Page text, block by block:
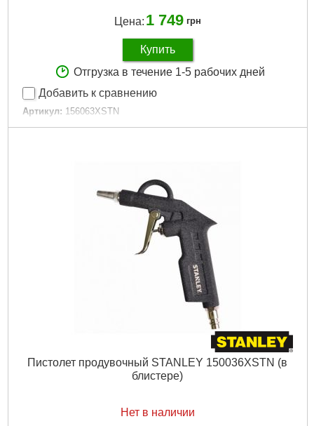
Цена: 1 749 грн
Купить
Отгрузка в течение 1-5 рабочих дней
Добавить к сравнению
Артикул: 156063XSTN
Код товара: 27.26.81
Подробнее...
Пистолет продувочный STANLEY 150036XSTN (в
блистере)
Нет в наличии